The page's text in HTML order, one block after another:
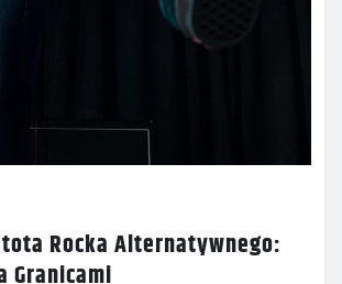
Rocka Alternatywnego: